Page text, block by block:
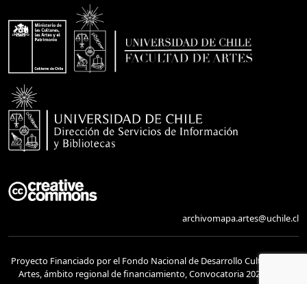
archivomapa.artes@uchile.cl
Proyecto Financiado por el Fondo Nacional de Desarrollo Cultural y las
Artes, ámbito regional de financiamiento, Convocatoria 2023. Folio